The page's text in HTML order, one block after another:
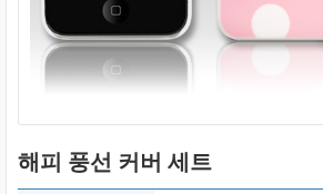
해피 풍선 커버 세트